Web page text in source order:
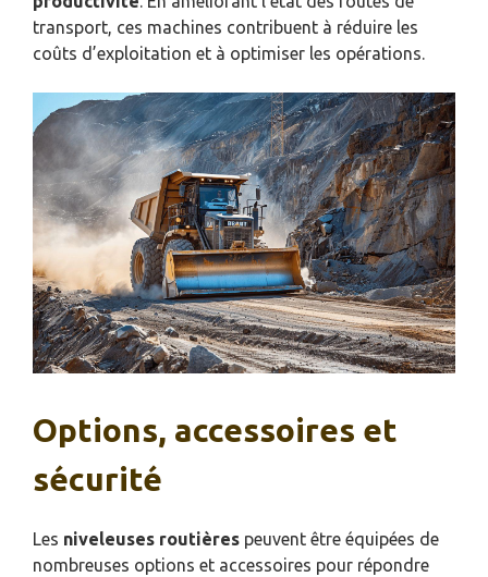
transport, ces machines contribuent à réduire les
coûts d’exploitation et à optimiser les opérations.
Options, accessoires et
sécurité
Les niveleuses routières peuvent être équipées de
nombreuses options et accessoires pour répondre